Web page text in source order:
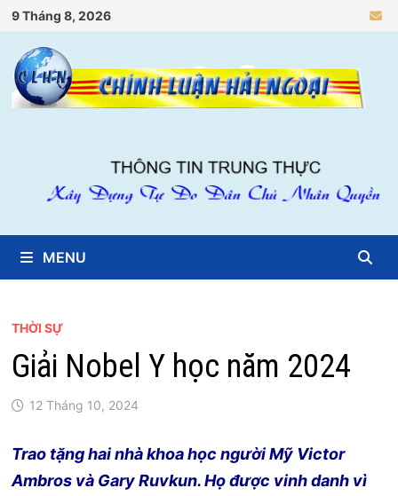
Skip
to
content
9 Tháng 8, 2026
MENU
THỜI SỰ
Giải Nobel Y học năm 2024
12 Tháng 10, 2024
Trao tặng hai nhà khoa học người Mỹ Victor
Ambros và Gary Ruvkun. Họ được vinh danh vì